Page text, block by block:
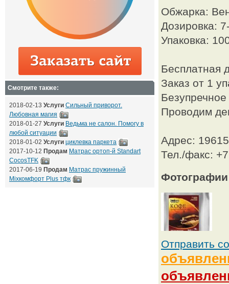
Обжарка:
Дозировка:
Упаковка:
Бесплатная
Заказ от 1
Безупречное
Проводим
Адрес:
Тел./факс:
Отправить
Смотрите также:
2018-02-13 Услуги Сильный приворот.
Любовная магия
2018-01-27 Услуги Ведьма не салон. Помогу в
любой ситуации
2018-01-02 Услуги циклевка паркета
2017-10-12 Продам Матрас ортоп-й Standart
CocosTFK
2017-06-19 Продам Матрас пружинный
Mixкомфорт Plus тфк